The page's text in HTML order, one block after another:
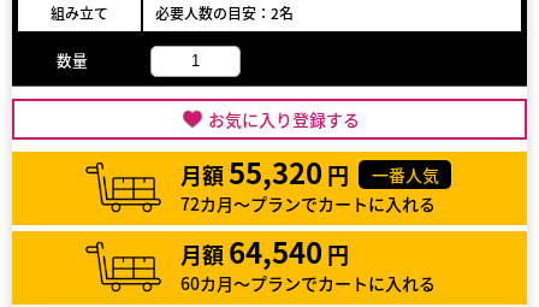
組み立て
必要人数の目安：2名
数量
お気に入り登録する
月額55,320 円
一番人気
72カ月～プランでカートに入れる
月額 64,540 円
60カ月～プランでカートに入れる